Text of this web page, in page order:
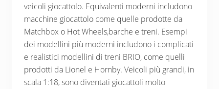
veicoli giocattolo. Equivalenti moderni includono
macchine giocattolo come quelle prodotte da
Matchbox o Hot Wheels,barche e treni. Esempi
dei modellini più moderni includono i complicati
e realistici modellini di treni BRIO, come quelli
prodotti da Lionel e Hornby. Veicoli più grandi, in
scala 1:18, sono diventati giocattoli molto